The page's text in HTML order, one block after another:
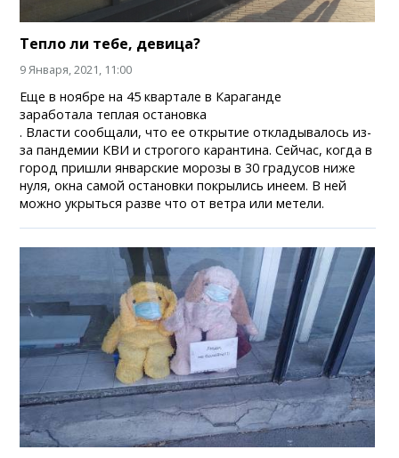
Тепло ли тебе, девица?
9 Января, 2021, 11:00
Еще в ноябре на 45 квартале в Караганде
заработала теплая остановка
. Власти сообщали, что ее открытие откладывалось из-
за пандемии КВИ и строгого карантина. Сейчас, когда в
город пришли январские морозы в 30 градусов ниже
нуля, окна самой остановки покрылись инеем. В ней
можно укрыться разве что от ветра или метели.